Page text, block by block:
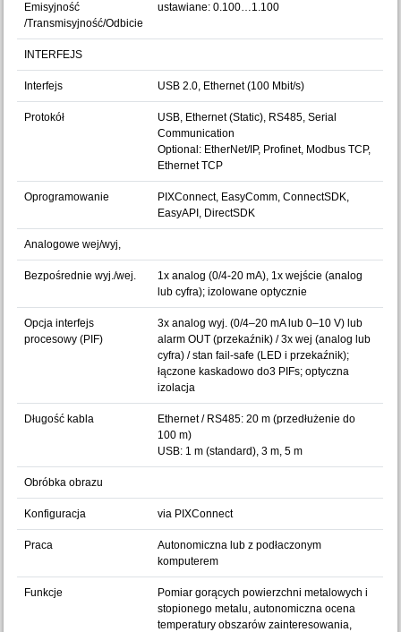
Emisyjność
/Transmisyjność/Odbicie
ustawiane: 0.100…1.100
INTERFEJS
Interfejs USB 2.0, Ethernet (100 Mbit/s)
Protokół
USB, Ethernet (Static), RS485, Serial
Communication
Optional: EtherNet/IP, Profinet, Modbus TCP,
Ethernet TCP
Oprogramowanie
PIXConnect, EasyComm, ConnectSDK,
EasyAPI, DirectSDK
Analogowe wej/wyj,
Bezpośrednie wyj./wej.
1x analog (0/4-20 mA), 1x wejście (analog
lub cyfra); izolowane optycznie
Opcja interfejs
procesowy (PIF)
3x analog wyj. (0/4–20 mA lub 0–10 V) lub
alarm OUT (przekaźnik) / 3x wej (analog lub
cyfra) / stan fail-safe (LED i przekaźnik);
łączone kaskadowo do3 PIFs; optyczna
izolacja
Długość kabla
Ethernet / RS485: 20 m (przedłużenie do
100 m)
USB: 1 m (standard), 3 m, 5 m
Obróbka obrazu
Konfiguracja via PIXConnect
Praca
Autonomiczna lub z podłaczonym
komputerem
Funkcje
Pomiar gorących powierzchni metalowych i
stopionego metalu, autonomiczna ocena
temperatury obszarów zainteresowania,